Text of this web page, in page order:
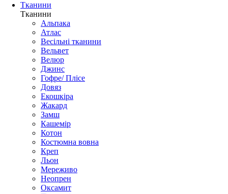
Тканини
Тканини
Альпака
Атлас
Весільні тканини
Вельвет
Велюр
Джинс
Гофре/ Плісе
Довяз
Екошкіра
Жакард
Замш
Кашемір
Котон
Костюмна вовна
Креп
Льон
Мереживо
Неопрен
Оксамит